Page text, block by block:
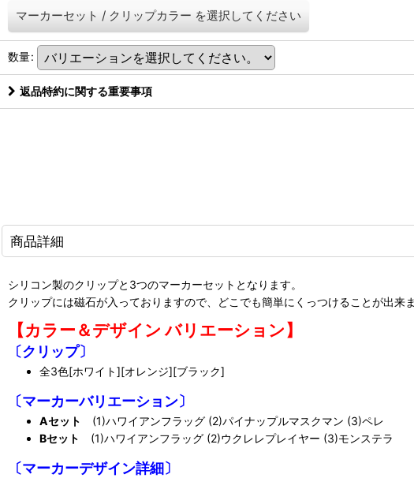
マーカーセット / クリップカラー を選択してください
数量:
返品特約に関する重要事項
商品詳細
シリコン製のクリップと3つのマーカーセットとなります。
クリップには磁石が入っておりますので、どこでも簡単にくっつけることが出来ま
【カラー＆デザイン バリエーション】
〔クリップ〕
全3色[ホワイト][オレンジ][ブラック]
〔マーカーバリエーション〕
Aセット (1)ハワイアンフラッグ (2)パイナップルマスクマン (3)ペレ
Bセット (1)ハワイアンフラッグ (2)ウクレレプレイヤー (3)モンステラ
〔マーカーデザイン詳細〕